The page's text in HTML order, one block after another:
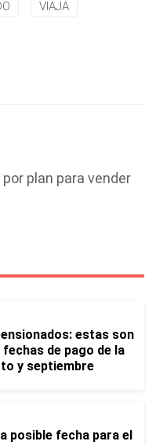
VIAJA
plan para vender
estas son
de pago de la
y septiembre
posible fecha para el